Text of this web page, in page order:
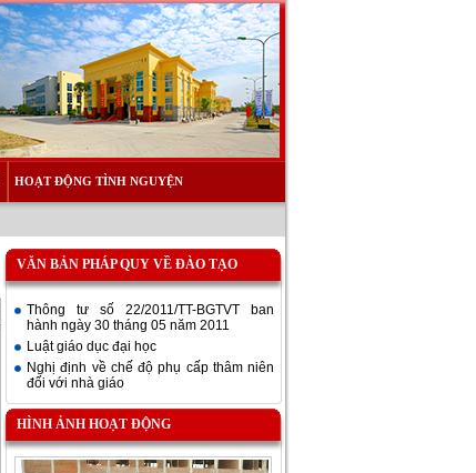
HOẠT ĐỘNG TÌNH NGUYỆN
VĂN BẢN PHÁP QUY VỀ ĐÀO TẠO
Thông tư số 22/2011/TT-BGTVT ban
hành ngày 30 tháng 05 năm 2011
Luật giáo dục đại học
Nghị định về chế độ phụ cấp thâm niên
đối với nhà giáo
HÌNH ẢNH HOẠT ĐỘNG